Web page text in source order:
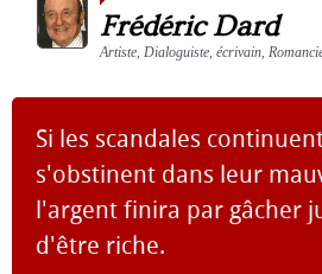
Frédéric Dard
Artiste, Dialoguiste, écrivain,
Si les scandales
s'obstinent dans leur
l'argent finira par gâcher
d'être riche.